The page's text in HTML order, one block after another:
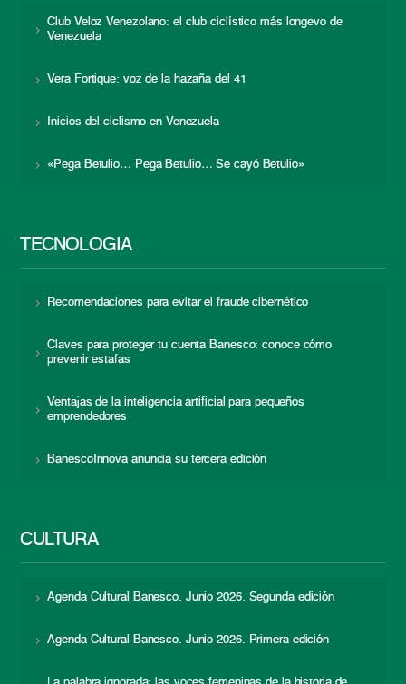
Club Veloz Venezolano: el club ciclístico más longevo de
Venezuela
Vera Fortique: voz de la hazaña del 41
Inicios del ciclismo en Venezuela
«Pega Betulio… Pega Betulio… Se cayó Betulio»
TECNOLOGÍA
Recomendaciones para evitar el fraude cibernético
Claves para proteger tu cuenta Banesco: conoce cómo
prevenir estafas
Ventajas de la inteligencia artificial para pequeños
emprendedores
BanescoInnova anuncia su tercera edición
CULTURA
Agenda Cultural Banesco. Junio 2026. Segunda edición
Agenda Cultural Banesco. Junio 2026. Primera edición